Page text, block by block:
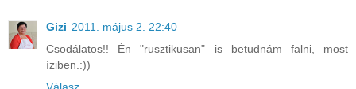
Gizi 2011. május 2. 22:40
Csodálatos!! Én "rusztikusan" is betudnám falni, most
íziben.:))
Válasz